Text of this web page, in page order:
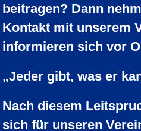
beitragen? Dann
Kontakt mit unserem
informieren sich vor
„Jeder gibt, was er
Nach diesem
sich für unseren